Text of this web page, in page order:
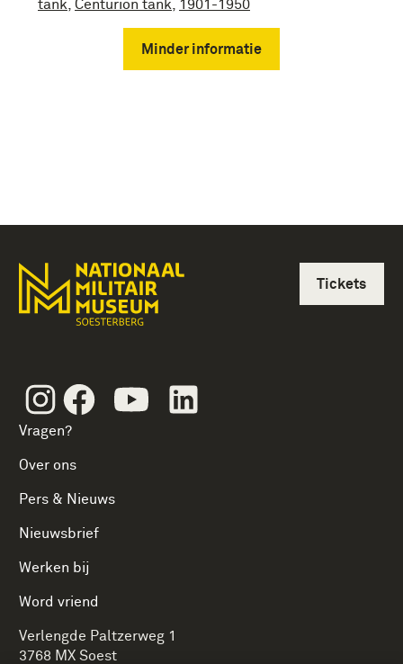
tank Centurion tank 1901-1950
Minder informatie
InstagramFacebookYoutube
Vragen?
Over ons
Pers & Nieuws
Nieuwsbrief
Werken bij
Word vriend
Tickets
Verlengde Paltzerweg 1
3768 MX Soest